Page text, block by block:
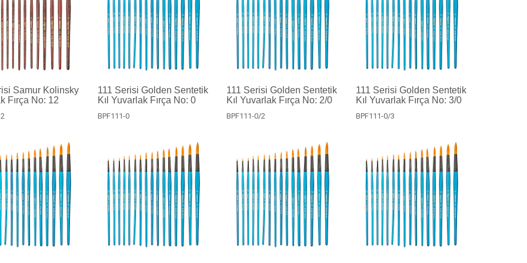
Samur Kolinsky
Fırça No: 12
111 Serisi Golden Sentetik
Kıl Yuvarlak Fırça No: 0
BPF111-0
111 Serisi Golden Sentetik
Kıl Yuvarlak Fırça No: 2/0
BPF111-0/2
111 Serisi Golden Sentetik
Kıl Yuvarlak Fırça No: 3/0
BPF111-0/3